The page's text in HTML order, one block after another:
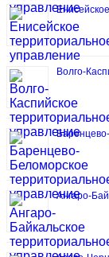
Волго-
Ангаро-